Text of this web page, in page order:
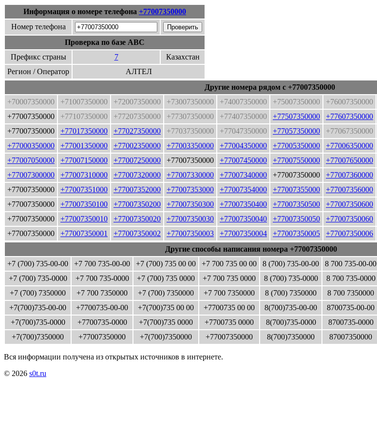
Информация о номере телефона +77007350000
Номер телефона
Проверка по базе ABC
Префикс страны
7
Казахстан
Регион / Оператор
АЛТЕЛ
Другие номера рядом с +77007350000
+70007350000
+71007350000 +72007350000 +73007350000 +74007350000 +75007350000 +76007350000
+77007350000
+77107350000 +77207350000 +77307350000 +77407350000 +77507350000 +77607350000
+77007350000
+77017350000 +77027350000 +77037350000 +77047350000 +77057350000 +77067350000
+77000350000
+77001350000 +77002350000 +77003350000 +77004350000 +77005350000 +77006350000
+77007050000
+77007150000 +77007250000 +77007350000 +77007450000 +77007550000 +77007650000
+77007300000
+77007310000 +77007320000 +77007330000 +77007340000 +77007350000 +77007360000
+77007350000
+77007351000 +77007352000 +77007353000 +77007354000 +77007355000 +77007356000
+77007350000
+77007350100 +77007350200 +77007350300 +77007350400 +77007350500 +77007350600
+77007350000
+77007350010 +77007350020 +77007350030 +77007350040 +77007350050 +77007350060
+77007350000
+77007350001 +77007350002 +77007350003 +77007350004 +77007350005 +77007350006
Другие способы написания номера +77007350000
+7 (700) 735-00-00
+7 700 735-00-00 +7 (700) 735 00 00 +7 700 735 00 00 8 (700) 735-00-00 8 700 735-00-00
+7 (700) 735-0000
+7 700 735-0000 +7 (700) 735 0000 +7 700 735 0000 8 (700) 735-0000 8 700 735-0000
+7 (700) 7350000
+7 700 7350000 +7 (700) 7350000 +7 700 7350000 8 (700) 7350000 8 700 7350000
+7(700)735-00-00
+7700735-00-00 +7(700)735 00 00 +7700735 00 00 8(700)735-00-00 8700735-00-00
+7(700)735-0000
+7700735-0000 +7(700)735 0000 +7700735 0000 8(700)735-0000 8700735-0000
+7(700)7350000
+77007350000 +7(700)7350000 +77007350000 8(700)7350000 87007350000
Вся информации получена из открытых источников в интернете.
© 2026 s0t.ru